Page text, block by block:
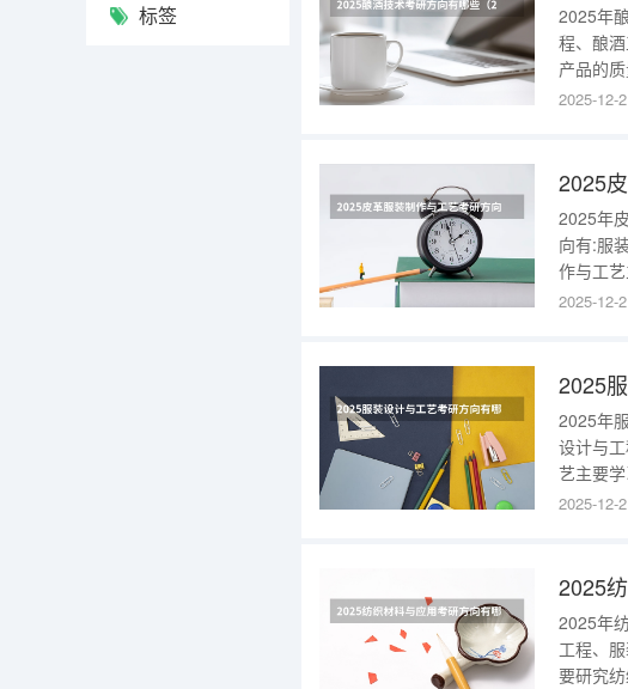
标签
2025年
程、酿
产品的
理、检
艺》、
2025-12-
2025
2025年
向有:服
作与工
等方面
写》、
2025-12-
2025
2025年
设计与
艺主要
技能，
计》、
2025-12-
2025
2025年
工程、
要研究